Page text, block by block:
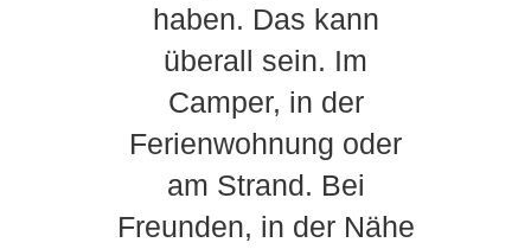
haben. Das kann
überall sein. Im
Camper, in der
Ferienwohnung oder
am Strand. Bei
Freunden, in der Nähe